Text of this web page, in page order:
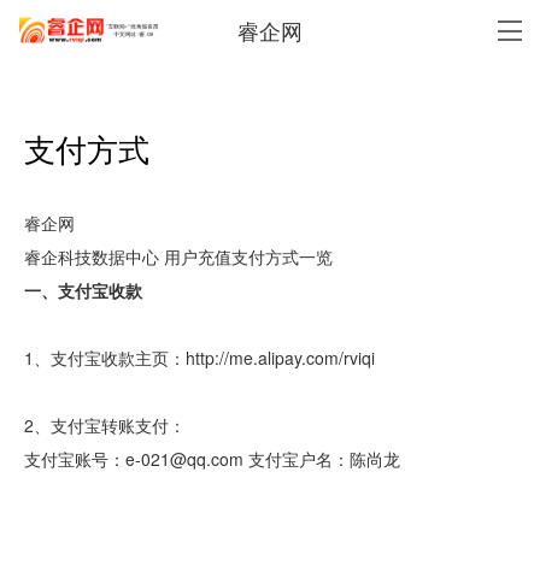
睿企网
支付方式
睿企网
睿企科技数据中心 用户充值支付方式一览
一、支付宝收款
1、支付宝收款主页： http://me.alipay.com/rviqi
2、支付宝转账支付：
支付宝账号： e-021@qq.com 支付宝户名：陈尚龙